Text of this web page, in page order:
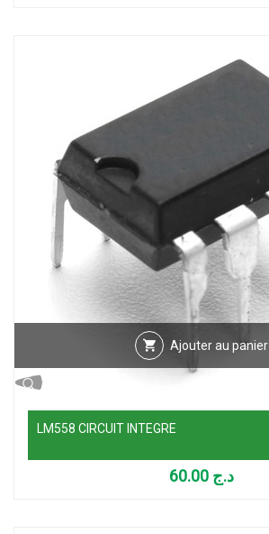
Ajouter au panier
LM558 CIRCUIT INTEGRE
د.ج